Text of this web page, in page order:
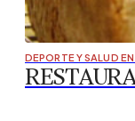
DEPORTE Y SALUD